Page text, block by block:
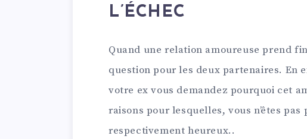
L’ÉCHEC
Quand une relation amoureuse prend
question pour les deux partenaires. En
votre ex vous demandez pourquoi cet
raisons pour lesquelles, vous n’êtes
respectivement heureux..